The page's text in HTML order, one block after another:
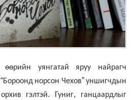
өөрийн уянгатай яруу
найрагч
“Бороонд норсон Чехов” уншигчдын
орхив гэлтэй. Гуниг, ганцаардлыг